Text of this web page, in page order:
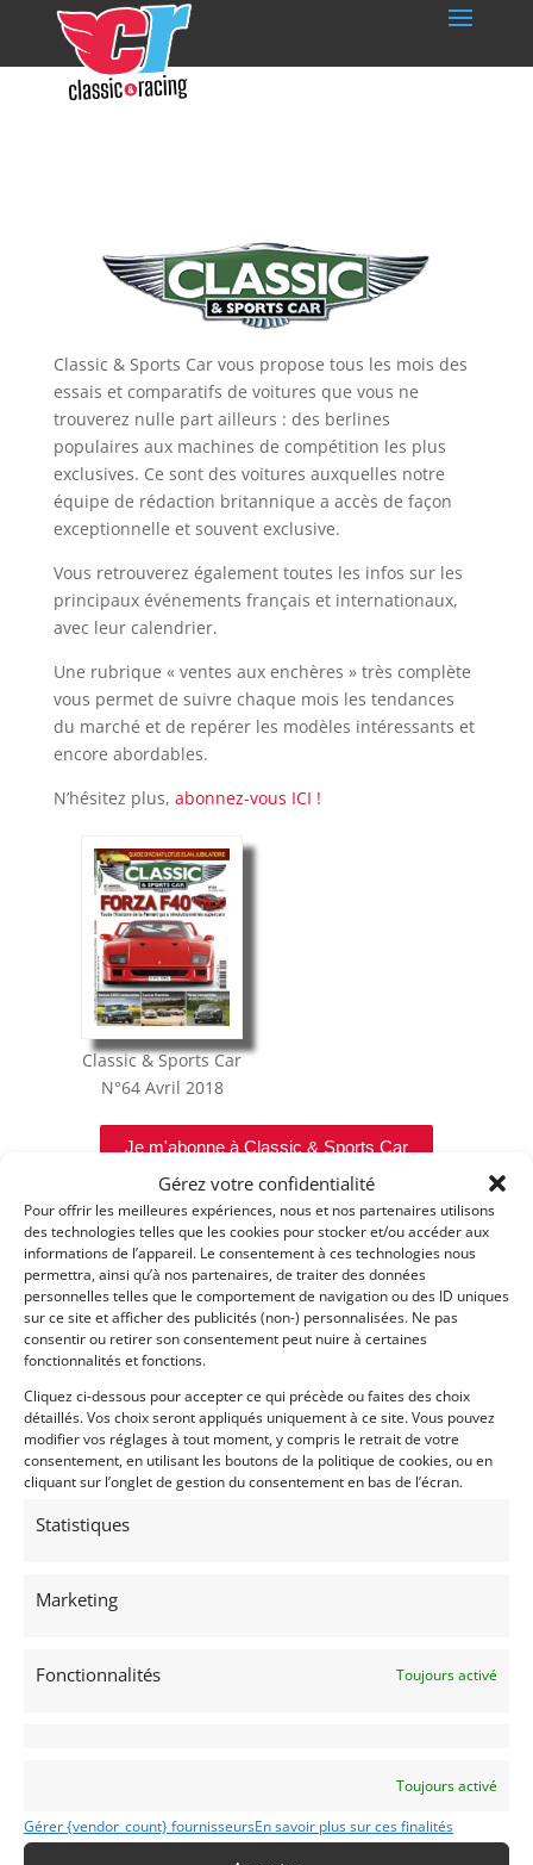
Gérez votre confidentialité
Pour offrir les meilleures expériences, nous et nos partenaires utilisons
des technologies telles que les cookies pour stocker et/ou accéder aux
informations de l’appareil. Le consentement à ces technologies nous
permettra, ainsi qu’à nos partenaires, de traiter des données
personnelles telles que le comportement de navigation ou des ID uniques
sur ce site et afficher des publicités (non-) personnalisées. Ne pas
consentir ou retirer son consentement peut nuire à certaines
fonctionnalités et fonctions.
Cliquez ci-dessous pour accepter ce qui précède ou faites des choix
détaillés. Vos choix seront appliqués uniquement à ce site. Vous pouvez
modifier vos réglages à tout moment, y compris le retrait de votre
consentement, en utilisant les boutons de la politique de cookies, ou en
cliquant sur l’onglet de gestion du consentement en bas de l’écran.
Statistiques
Marketing
Fonctionnalités Toujours activé
Toujours activé
Gérer {vendor_count} fournisseursEn savoir plus sur ces finalités
Classic & Sports Car vous propose tous les mois des
essais et comparatifs de voitures que vous ne
trouverez nulle part ailleurs : des berlines
populaires aux machines de compétition les plus
exclusives. Ce sont des voitures auxquelles notre
équipe de rédaction britannique a accès de façon
exceptionnelle et souvent exclusive.
Vous retrouverez également toutes les infos sur les
principaux événements français et internationaux,
avec leur calendrier.
Une rubrique « ventes aux enchères » très complète
vous permet de suivre chaque mois les tendances
du marché et de repérer les modèles intéressants et
encore abordables.
N’hésitez plus, abonnez-vous ICI !
Classic & Sports Car
N°64 Avril 2018
Je m'abonne à Classic & Sports Car
INFORMATIONS